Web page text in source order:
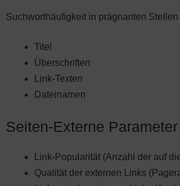
Suchworthäufigkeit in prägnanten Stellen
Titel
Überschriften
Link-Texten
Dateinamen
Seiten-Externe Parameter
Link-Popularität (Anzahl der auf
Qualität der externen Links